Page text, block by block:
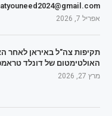
אפריל 7, 2026
תקיפות צה"ל באיראן לאחר
האולטימטום של דונלד
מרץ 27, 2026